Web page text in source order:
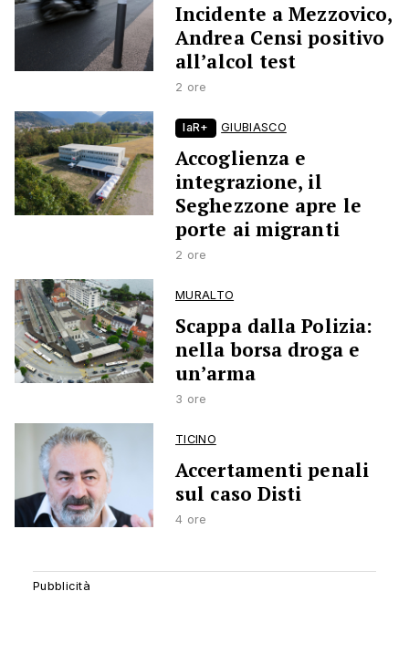
Incidente a Mezzovico,
Andrea Censi positivo
all’alcol test
2 ore
laR+ GIUBIASCO
Accoglienza e
integrazione, il
Seghezzone apre le
porte ai migranti
2 ore
MURALTO
Scappa dalla Polizia:
nella borsa droga e
un’arma
3 ore
TICINO
Accertamenti penali
sul caso Disti
4 ore